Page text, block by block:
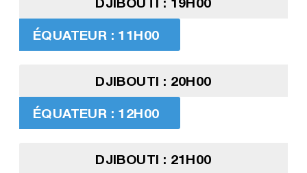
ÉQUATEUR : 11H00
DJIBOUTI : 20H00
ÉQUATEUR : 12H00
DJIBOUTI : 21H00